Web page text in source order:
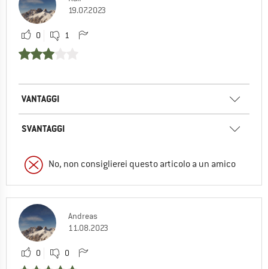
19.07.2023
0 1
VANTAGGI
SVANTAGGI
No, non consiglierei questo articolo a un amico
Andreas
11.08.2023
0 0